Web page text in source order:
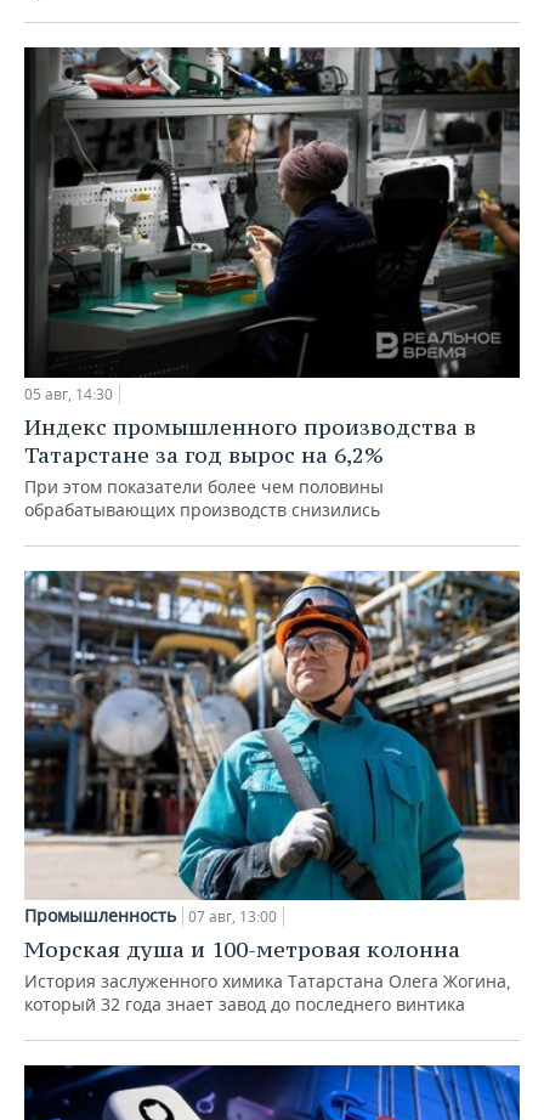
05 авг, 14:30
Индекс промышленного производства в
Татарстане за год вырос на 6,2%
При этом показатели более чем половины
обрабатывающих производств снизились
Промышленность 07 авг, 13:00
Морская душа и 100-метровая колонна
История заслуженного химика Татарстана Олега Жогина,
который 32 года знает завод до последнего винтика